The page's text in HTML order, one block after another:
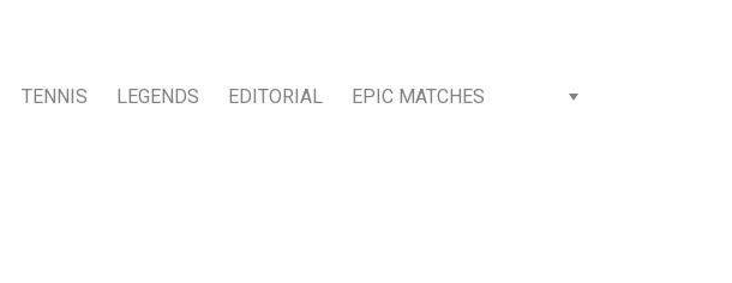
TENNIS LEGENDS EDITORIAL EPIC MATCHES